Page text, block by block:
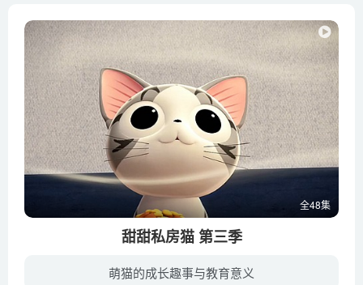
全48集
甜甜私房猫 第三季
萌猫的成长趣事与教育意义